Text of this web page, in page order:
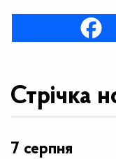
Стрічка
7 серпня